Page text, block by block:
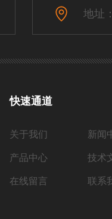
地址：
快速通道
关于我们 新闻
产品中心 技术
在线留言 联系